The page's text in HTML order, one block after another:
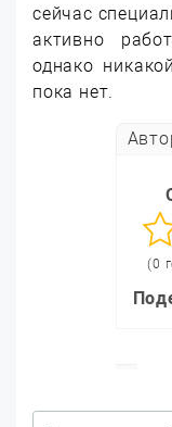
сейчас
активно
однако
пока нет.
(0